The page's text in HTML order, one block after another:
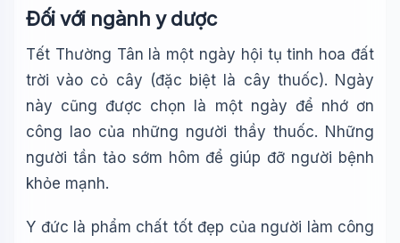
Đối với ngành y dược
Tết Thường Tân là một ngày hội tụ tinh hoa đất
trời vào cỏ cây (đặc biệt là cây thuốc). Ngày
này cũng được chọn là một ngày để nhớ ơn
công lao của những người thầy thuốc. Những
người tần tảo sớm hôm để giúp đỡ người bệnh
khỏe mạnh.
Y đức là phẩm chất tốt đẹp của người làm công